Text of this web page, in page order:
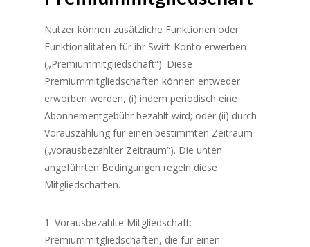
Nutzer können zusätzliche Funktionen oder
Funktionalitäten für ihr Swift-Konto erwerben
(„Premiummitgliedschaft“). Diese
Premiummitgliedschaften können entweder
erworben werden, (i) indem periodisch eine
Abonnementgebühr bezahlt wird; oder (ii) durch
Vorauszahlung für einen bestimmten Zeitraum
(„vorausbezahlter Zeitraum“). Die unten
angeführten Bedingungen regeln diese
Mitgliedschaften.
Vorausbezahlte Mitgliedschaft:
Premiummitgliedschaften, die für einen